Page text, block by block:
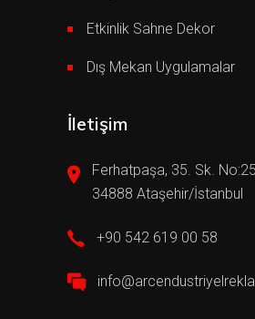
Etkinlik Sahne Dekor
Dış Mekan Uygulamalar
İletişim
Ferhatpaşa, 35. Sk.
34888 Ataşehir/İstanbul
+90 542 619 00 58